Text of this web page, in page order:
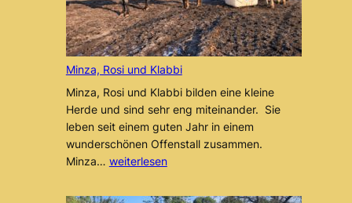
Minza, Rosi und Klabbi
Minza, Rosi und Klabbi bilden eine kleine
Herde und sind sehr eng miteinander. Sie
leben seit einem guten Jahr in einem
wunderschönen Offenstall zusammen.
Minza… Minza,
und
weiterlesen